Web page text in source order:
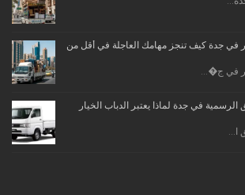
في جدة كيف تنجز مهامك العاجلة في أقل من
في ج�...
الرسمية في جدة لماذا يعتبر الدباب الخيار
ا...